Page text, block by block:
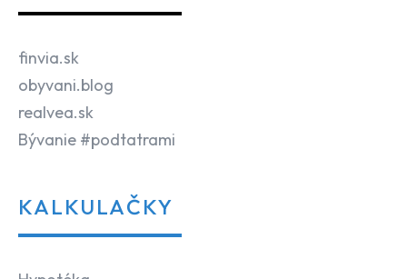
finvia.sk
obyvani.blog
realvea.sk
Bývanie #podtatrami
KALKULAČKY